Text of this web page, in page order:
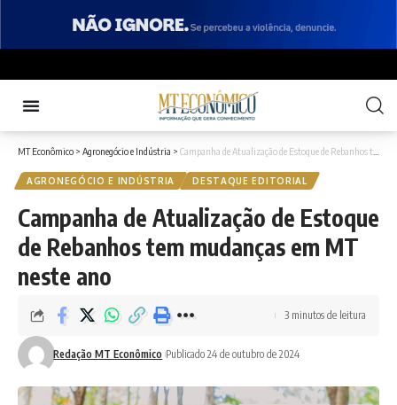
MT Econômico > Agronegócio e Indústria > Campanha de Atualização de Estoque de Rebanhos tem mudanças em MT neste ano
AGRONEGÓCIO E INDÚSTRIA DESTAQUE EDITORIAL
Campanha de Atualização de Estoque
de Rebanhos tem mudanças em MT
neste ano
Redação MT Econômico Publicado 24 de outubro de 2024
3 minutos de leitura